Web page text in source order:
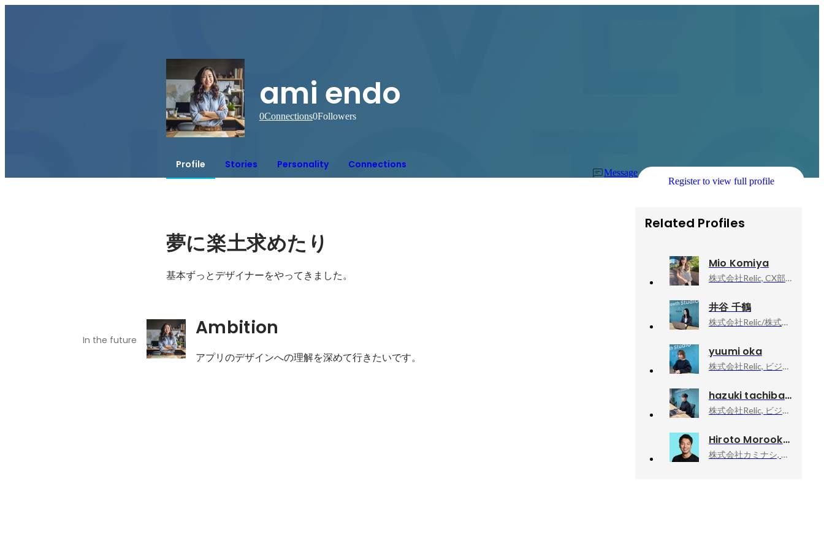
ami endo
0Connections0Followers
Profile Stories Personality Connections
Message
Register to view full profile
夢に楽土求めたり
基本ずっとデザイナーをやってきました。
Ambition
In the future
アプリのデザインへの理解を深めて行きたいです。
Related Profiles
Mio Komiya
株式会社Relic, CX部 人事・採用責任者/学生起業支援事業責任者
井谷 千鶴
株式会社Relic/株式会社Scalehack , コーポレート室/for Operation Div.
yuumi oka
株式会社Relic, ビジネスイノベーション事業本部 Xtech事業部
hazuki tachibana
株式会社Relic, ビジネスイノベーション事業本部／XTech事業部
Hiroto Morooka
株式会社カミナシ, 代表取締役